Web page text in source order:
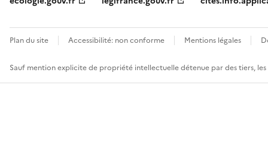
Plan du site Accessibilité: non conforme Mentions légales
Sauf mention explicite de propriété intellectuelle détenue par des tiers,